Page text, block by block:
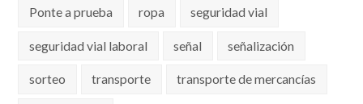
Ponte a prueba ropa seguridad vial
seguridad vial laboral señal señalización
sorteo transporte transporte de mercancías